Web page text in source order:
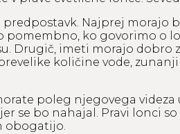
Najprej morajo
pomembno, ko govorimo o
Drugič, imeti morajo dobro
količine vode,
poleg njegovega
se bo nahajal. Pravi lonci
obogatijo.